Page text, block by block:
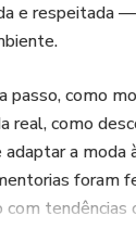
e respeitada
passo, como
real, como
a moda
foram
tendências